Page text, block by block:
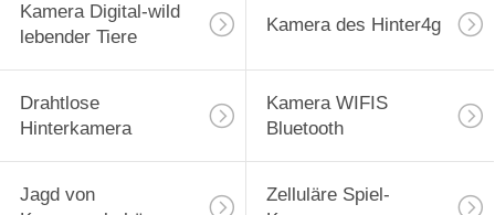
Kamera Digital-wild
lebender Tiere
Kamera des Hinter4g
Drahtlose
Hinterkamera
Kamera WIFIS
Bluetooth
Jagd von
Zelluläre Spiel-